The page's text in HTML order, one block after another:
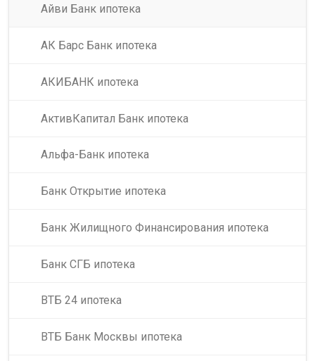
Айви Банк ипотека
АК Барс Банк ипотека
АКИБАНК ипотека
АктивКапитал Банк ипотека
Альфа-Банк ипотека
Банк Открытие ипотека
Банк Жилищного Финансирования ипотека
Банк СГБ ипотека
ВТБ 24 ипотека
ВТБ Банк Москвы ипотека